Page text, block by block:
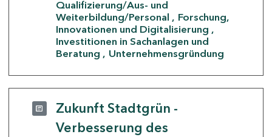
Qualifizierung/Aus- und
Weiterbildung/Personal
Forschung,
Innovationen und Digitalisierung
Investitionen in Sachanlagen und
Beratung
Unternehmensgründung
Zukunft Stadtgrün -
Verbesserung des